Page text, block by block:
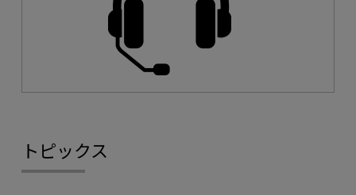
トピックス